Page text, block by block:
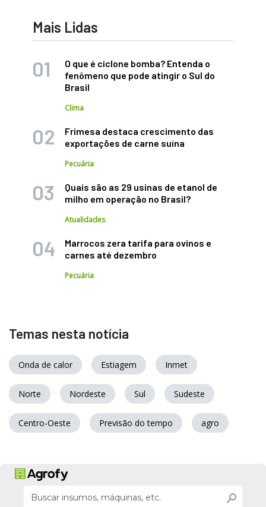
Mais Lidas
O que é ciclone bomba? Entenda o
fenômeno que pode atingir o Sul do
Brasil
Clima
Frimesa destaca crescimento das
exportações de carne suína
Pecuária
Quais são as 29 usinas de etanol de
milho em operação no Brasil?
Atualidades
Marrocos zera tarifa para ovinos e
carnes até dezembro
Pecuária
Temas nesta notícia
Onda de calor Estiagem Inmet
Norte Nordeste Sul Sudeste
Centro-Oeste Previsão do tempo agro